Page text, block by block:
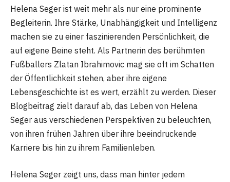
Helena Seger ist weit mehr als nur eine prominente
Begleiterin. Ihre Stärke, Unabhängigkeit und Intelligenz
machen sie zu einer faszinierenden Persönlichkeit, die
auf eigene Beine steht. Als Partnerin des berühmten
Fußballers Zlatan Ibrahimovic mag sie oft im Schatten
der Öffentlichkeit stehen, aber ihre eigene
Lebensgeschichte ist es wert, erzählt zu werden. Dieser
Blogbeitrag zielt darauf ab, das Leben von Helena
Seger aus verschiedenen Perspektiven zu beleuchten,
von ihren frühen Jahren über ihre beeindruckende
Karriere bis hin zu ihrem Familienleben.
Helena Seger zeigt uns, dass man hinter jedem